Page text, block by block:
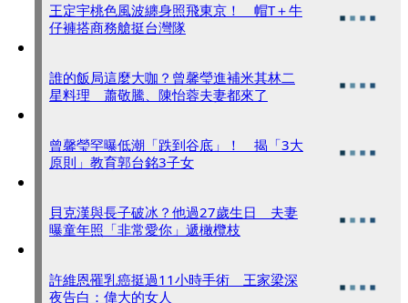
王定宇桃色風波纏身照飛東京！ 帽T＋牛
仔褲搭商務艙挺台灣隊
誰的飯局這麼大咖？曾馨瑩進補米其林二
星料理 蕭敬騰、陳怡蓉夫妻都來了
曾馨瑩罕曝低潮「跌到谷底」！ 揭「3大
原則」教育郭台銘3子女
貝克漢與長子破冰？他過27歲生日 夫妻
曝童年照「非常愛你」遞橄欖枝
許維恩罹乳癌挺過11小時手術 王家梁深
夜告白：偉大的女人